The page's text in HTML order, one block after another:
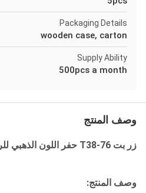
Packaging Details
wooden case, carton
Supply Ability
500pcs a month
وصف المنتج
زر بت T38-76 حفر اللون الذهبي للرخام والجرانيت
وصف المنتج: